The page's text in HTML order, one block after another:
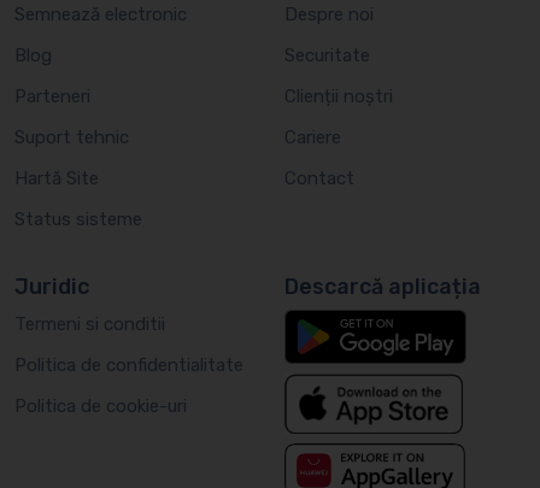
Semnează electronic
Blog
Parteneri
Suport tehnic
Hartă Site
Status sisteme
Despre noi
Securitate
Clienții noștri
Cariere
Contact
Juridic
Termeni si conditii
Politica de confidentialitate
Politica de cookie-uri
Descarcă aplicația